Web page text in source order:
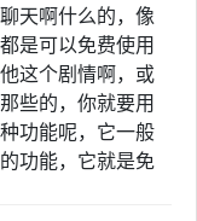
天啊什么的，像
是可以免费使用
这个剧情啊，或
些的，你就要用
功能呢，它一般
功能，它就是免